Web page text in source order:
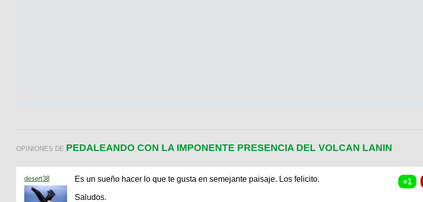
OPINIONES DE PEDALEANDO CON LA IMPONENTE PRESENCIA DEL VOLCAN LANIN
desert38 Es un sueño hacer lo que te gusta en semejante paisaje. Los felicito.
Saludos.